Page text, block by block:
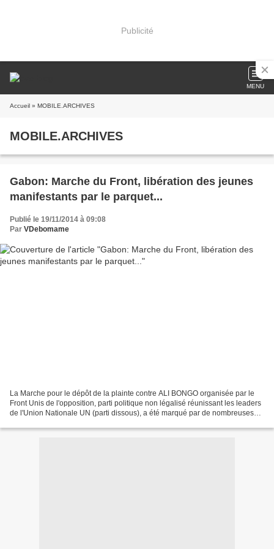
Publicité
MENU
Accueil » MOBILE.ARCHIVES
MOBILE.ARCHIVES
Gabon: Marche du Front, libération des jeunes
manifestants par le parquet...
Publié le 19/11/2014 à 09:08
Par VDebomame
La Marche pour le dépôt de la plainte contre ALI BONGO organisée par le
Front Unis de l'opposition, parti politique non légalisé réunissant les leaders
de l'Union Nationale UN (parti dissous), a été marqué par de nombreuses